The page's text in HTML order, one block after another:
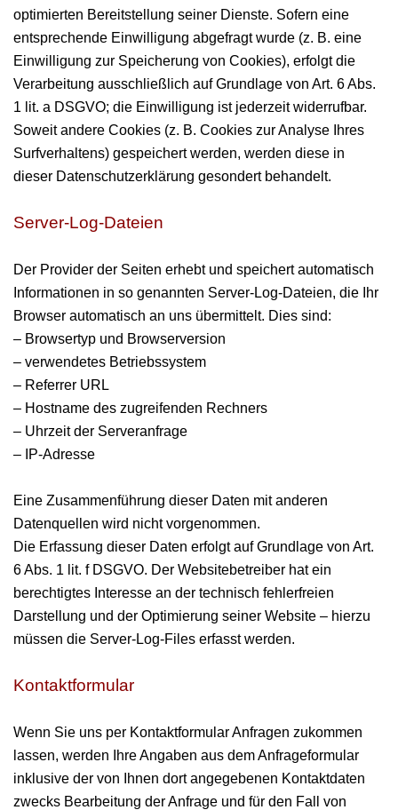
optimierten Bereitstellung seiner Dienste. Sofern eine
entsprechende Einwilligung abgefragt wurde (z. B. eine
Einwilligung zur Speicherung von Cookies), erfolgt die
Verarbeitung ausschließlich auf Grundlage von Art. 6 Abs.
1 lit. a DSGVO; die Einwilligung ist jederzeit widerrufbar.
Soweit andere Cookies (z. B. Cookies zur Analyse Ihres
Surfverhaltens) gespeichert werden, werden diese in
dieser Datenschutzerklärung gesondert behandelt.
Server-Log-Dateien
Der Provider der Seiten erhebt und speichert automatisch
Informationen in so genannten Server-Log-Dateien, die Ihr
Browser automatisch an uns übermittelt. Dies sind:
– Browsertyp und Browserversion
– verwendetes Betriebssystem
– Referrer URL
– Hostname des zugreifenden Rechners
– Uhrzeit der Serveranfrage
– IP-Adresse
Eine Zusammenführung dieser Daten mit anderen
Datenquellen wird nicht vorgenommen.
Die Erfassung dieser Daten erfolgt auf Grundlage von Art.
6 Abs. 1 lit. f DSGVO. Der Websitebetreiber hat ein
berechtigtes Interesse an der technisch fehlerfreien
Darstellung und der Optimierung seiner Website – hierzu
müssen die Server-Log-Files erfasst werden.
Kontaktformular
Wenn Sie uns per Kontaktformular Anfragen zukommen
lassen, werden Ihre Angaben aus dem Anfrageformular
inklusive der von Ihnen dort angegebenen Kontaktdaten
zwecks Bearbeitung der Anfrage und für den Fall von